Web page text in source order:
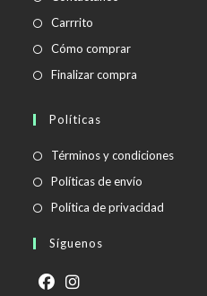
Carrrito
Cómo comprar
Finalizar compra
Políticas
Términos y condicionesSe
Políticas de envío
abre
Política de privacidad
Síguenos